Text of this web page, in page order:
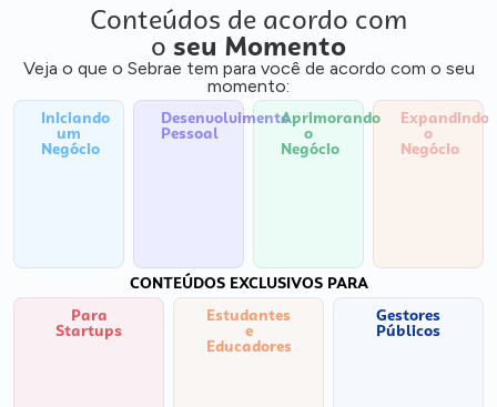
Conteúdos de acordo com
o seu Momento
Veja o que o Sebrae tem para você de acordo com o seu
momento:
Iniciando
um
Negócio
Desenvolvimento
Pessoal
Aprimorando
o
Negócio
Expandindo
o
Negócio
CONTEÚDOS EXCLUSIVOS PARA
Para
Startups
Estudantes
e
Educadores
Gestores
Públicos